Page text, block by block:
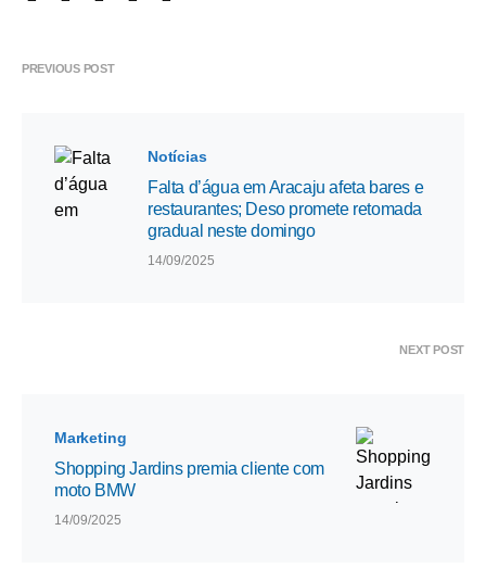
PREVIOUS POST
Notícias
Falta d’água em Aracaju afeta bares e
restaurantes; Deso promete retomada
gradual neste domingo
14/09/2025
NEXT POST
Marketing
Shopping Jardins premia cliente com
moto BMW
14/09/2025